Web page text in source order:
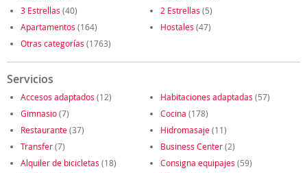
3 Estrellas (40) 2 Estrellas (5)
Apartamentos (164) Hostales (47)
Otras categorías (1763)
Servicios
Accesos adaptados (12) Habitaciones adaptadas (57)
Gimnasio(7) Cocina (178)
Restaurante(37) Hidromasaje(11)
Transfer(7) Business Center(2)
Alquiler de bicicletas (18) Consigna equipajes (59)